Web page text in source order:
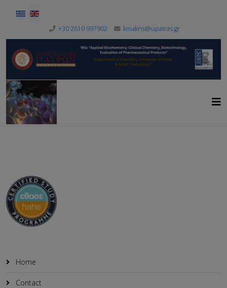
Select your language
+30 2610 997902 kmakris@upatras.gr
Home
Contact